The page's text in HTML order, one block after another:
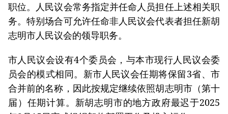
职位。人民议会常务指定并任命人员担任上述相关职
务。特别场合可允许任命非人民议会代表者担任新胡
志明市人民议会的领导职务。
市人民议会设有4个委员会，与本市现行人民议会委
员会的模式相同。新市人民议会任期将保留3省、市
合并前的名称，因此按规定继续依照胡志明市（第十
届）任期计算。新胡志明市的地方政府最迟于2025